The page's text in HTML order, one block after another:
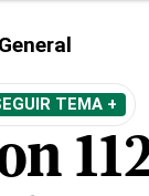
General
TEMA +